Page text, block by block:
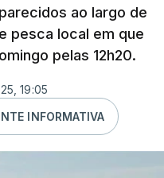
ao largo de
pesca local em que
pelas 12h20.
19:05
INFORMATIVA